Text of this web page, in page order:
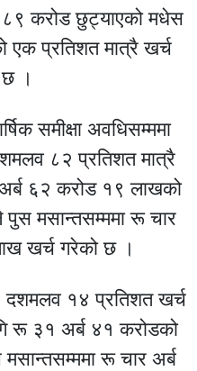
८९ करोड छुट्याएको मधेस
एक प्रतिशत मात्रै खर्च
।
समीक्षा अवधिसम्ममा
८२ प्रतिशत मात्रै
६२ करोड १९ लाखको
मसान्तसम्ममा रू चार
खर्च गरेको छ ।
दशमलव १४ प्रतिशत खर्च
रू ३१ अर्ब ४१ करोडको
रू चार अर्ब